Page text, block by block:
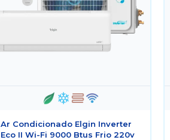
Ar Condicionado Elgin Inverter
Eco II Wi-Fi 9000 Btus Frio 220v